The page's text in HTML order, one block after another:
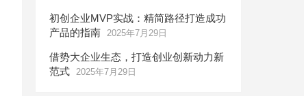
初创企业MVP实战：精简路径打造成功
产品的指南 2025年7月29日
借势大企业生态，打造创业创新动力新
范式 2025年7月29日